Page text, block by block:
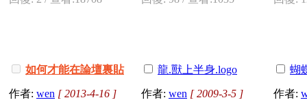
如何才能在論壇裏貼
說明
作者: wen [ 2013-4-16 ]
龍.獸上半身.logo
作者: wen [ 2009-3-5 ]
蝴
作者: